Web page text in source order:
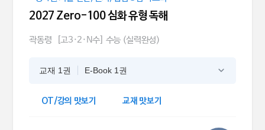
2027 Zero-100 심화 유형 독해
곽동령 [고3·2·N수] 수능 (실력완성)
교재 1권 E-Book 1권
OT/강의 맛보기 교재 맛보기